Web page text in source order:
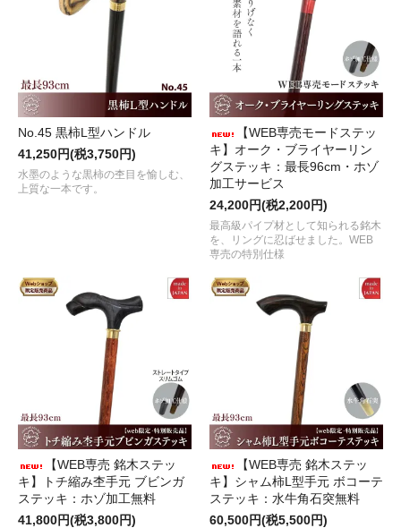
No.45 黒柿L型ハンドル
41,250円(税3,750円)
水墨のような黒柿の杢目を愉しむ、
上質な一本です。
【WEB専売モードステッ
キ】オーク・ブライヤーリン
グステッキ：最長96cm・ホゾ
加工サービス
24,200円(税2,200円)
最高級パイプ材として知られる銘木
を、リングに忍ばせました。WEB
専売の特別仕様
【WEB専売 銘木ステッ
キ】トチ縮み杢手元 ブビンガ
ステッキ：ホゾ加工無料
41,800円(税3,800円)
【WEB専売 銘木ステッ
キ】シャム柿L型手元 ボコーテ
ステッキ：水牛角石突無料
60,500円(税5,500円)